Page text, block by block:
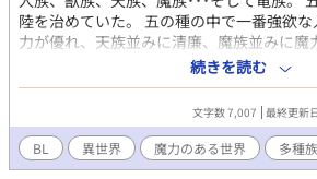
ダニエルはリルを追いかけて、「出ていく
ニエルに抱きしめられる。え、なんで？
く読めますが、タイトルの割には暗いお話
手な方や不安に思う方は注意してください
ムーンライトで先行登録しています。男性
す。 感想いただけると嬉しいです。
陸を治めていた。 五の種の中で一番強欲
力が優れ、天族並みに清廉、魔族並みに魔
だ。 土地を奪い、民を惨殺せんと侵入した
い竜帝の息子と近侍数名。 幼い竜帝の子
より仕えていた青年・白蘭が盾となる道を
ル変えました。シックリきておりません。
続きを読む
文字数 7,007 最終更新
BL 異世界 魔力のある世界 多種